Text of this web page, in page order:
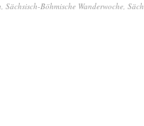
, Sächsisch-Böhmische Wanderwoche,